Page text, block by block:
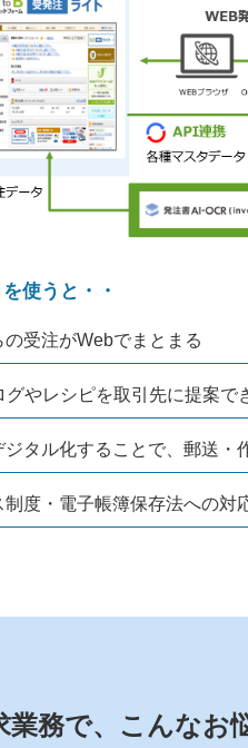
使うと・・
の受注がWebでまとまる
グやレシピを取引先に提案で
ジタル化することで、郵送・
制度・電子帳簿保存法への対
務で、 こんなお